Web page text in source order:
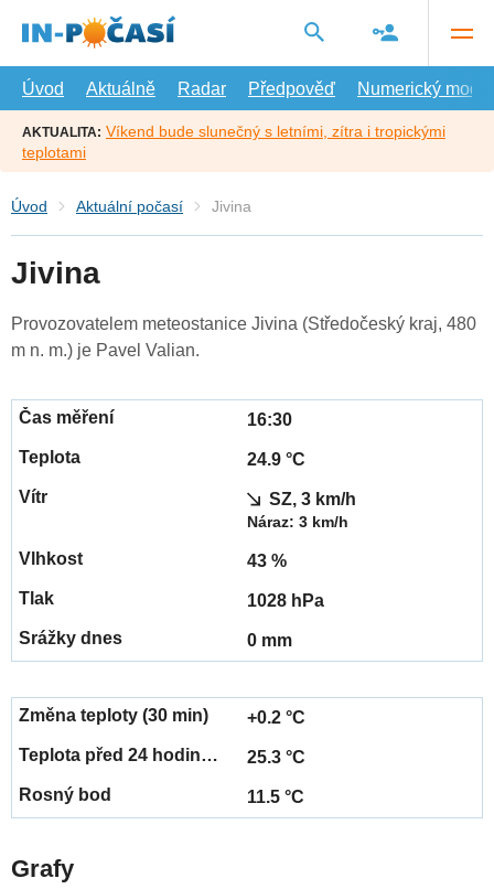
hlavní
Úvod
Aktuálně Radar Předpověď Numerický model
AKTUALITA: Víkend bude slunečný s letními, zítra i tropickými
teplotami
Úvod Aktuální počasí Jivina
Jivina
Provozovatelem meteostanice Jivina (Středočeský kraj, 480
m n. m.) je Pavel Valian.
16:30
24.9 °C
SZ, 3 km/h
Náraz: 3 km/h
43 %
1028 hPa
0 mm
+0.2 °C
25.3 °C
11.5 °C
Grafy